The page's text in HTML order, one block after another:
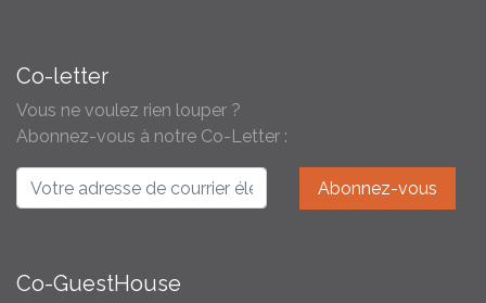
Co-letter
Vous ne voulez rien louper ?
Abonnez-vous à notre Co-Letter :
Co-GuestHouse